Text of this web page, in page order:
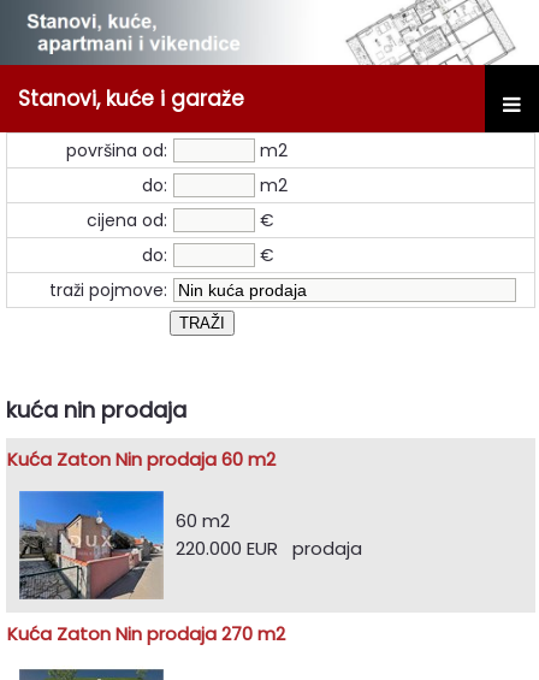
Stanovi, kuće i garaže
površina od:
m2
do:
m2
cijena od:
€
do:
€
traži pojmove:
kuća nin prodaja
Kuća Zaton Nin prodaja 60 m2
60 m2
220.000 EUR prodaja
Kuća Zaton Nin prodaja 270 m2